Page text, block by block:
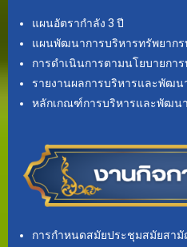
แผนอัตรากำลัง 3 ปี
แผนพัฒนาการบริหารทรัพยาก
การดำเนินการตามนโยบายกา
รายงานผลการบริหารและพัฒ
หลักเกณฑ์การบริหารและพัฒน
การกำหนดสมัยประชุมสมัยสามั